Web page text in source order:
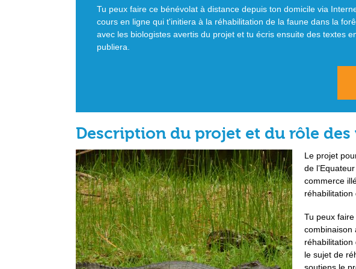
Tu peux faire ce bénévolat à distance depuis ton domicile via
cours en ligne qui t'initiera à la réhabilitation de la faune dans la
avec les biologistes avertis du projet et tu écris ensuite des textes
publiera.
Description du projet et du rôle
Le projet
de
commerce
réhabilitation
Tu peux
combinaison
réhabilitation
le sujet de